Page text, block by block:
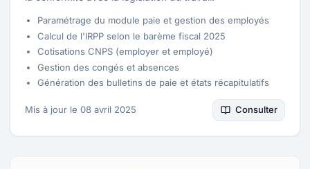
Paramétrage du module paie et gestion des employés
Calcul de l'IRPP selon le barème fiscal 2025
Cotisations CNPS (employer et employé)
Gestion des congés et absences
Génération des bulletins de paie et états récapitulatifs
Mis à jour le 08 avril 2025 Consulter